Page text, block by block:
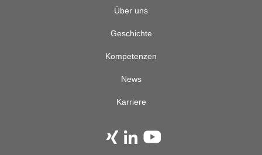
Über uns
Geschichte
Kompetenzen
News
Karriere